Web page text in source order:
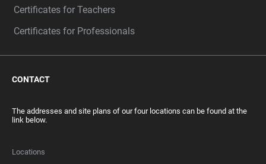
Certificates for Teachers
Certificates for Professionals
CONTACT
The addresses and site plans of our four locations can be found at the
link below.
Locations